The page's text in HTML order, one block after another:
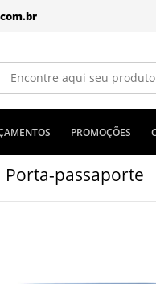
PROMOÇÕES
Porta-passaporte